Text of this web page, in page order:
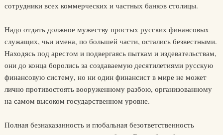
сотрудники всех коммерческих и частных банков столицы.
Надо отдать должное мужеству простых русских финансовых
служащих, чьи имена, по большей части, остались безвестными.
Находясь под арестом и подвергаясь пыткам и издевательствам,
они до конца боролись за создаваемую десятилетиями русскую
финансовую систему, но ни один финансист в мире не может
лично противостоять вооруженному разбою, организованному
на самом высоком государственном уровне.
Полная безнаказанность и глобальная безответственность